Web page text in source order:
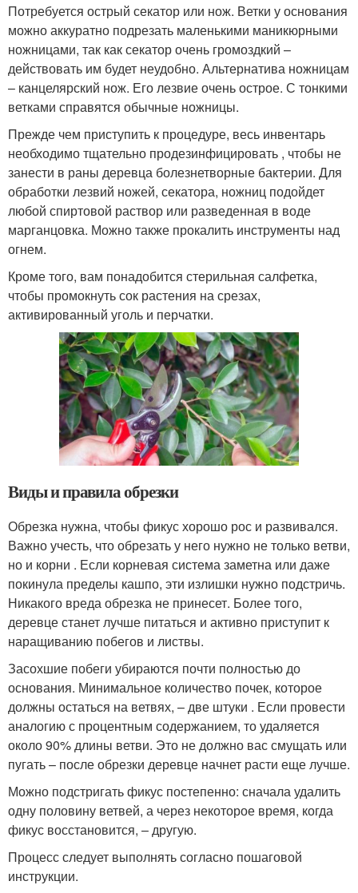
Потребуется острый секатор или нож. Ветки у основания
можно аккуратно подрезать маленькими маникюрными
ножницами, так как секатор очень громоздкий –
действовать им будет неудобно. Альтернатива ножницам
– канцелярский нож. Его лезвие очень острое. С тонкими
ветками справятся обычные ножницы.
Прежде чем приступить к процедуре, весь инвентарь
необходимо тщательно продезинфицировать , чтобы не
занести в раны деревца болезнетворные бактерии. Для
обработки лезвий ножей, секатора, ножниц подойдет
любой спиртовой раствор или разведенная в воде
марганцовка. Можно также прокалить инструменты над
огнем.
Кроме того, вам понадобится стерильная салфетка,
чтобы промокнуть сок растения на срезах,
активированный уголь и перчатки.
Виды и правила обрезки
Обрезка нужна, чтобы фикус хорошо рос и развивался.
Важно учесть, что обрезать у него нужно не только ветви,
но и корни . Если корневая система заметна или даже
покинула пределы кашпо, эти излишки нужно подстричь.
Никакого вреда обрезка не принесет. Более того,
деревце станет лучше питаться и активно приступит к
наращиванию побегов и листвы.
Засохшие побеги убираются почти полностью до
основания. Минимальное количество почек, которое
должны остаться на ветвях, – две штуки . Если провести
аналогию с процентным содержанием, то удаляется
около 90% длины ветви. Это не должно вас смущать или
пугать – после обрезки деревце начнет расти еще лучше.
Можно подстригать фикус постепенно: сначала удалить
одну половину ветвей, а через некоторое время, когда
фикус восстановится, – другую.
Процесс следует выполнять согласно пошаговой
инструкции.